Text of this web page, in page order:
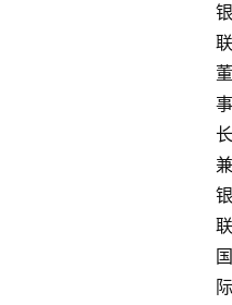
银
联
董
事
长
兼
银
联
国
际